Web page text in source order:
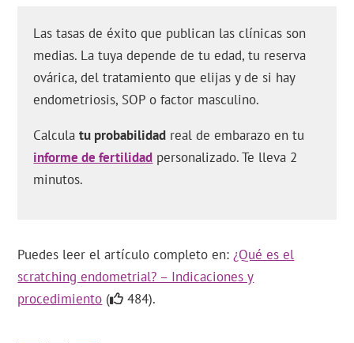
Las tasas de éxito que publican las clínicas son
medias. La tuya depende de tu edad, tu reserva
ovárica, del tratamiento que elijas y de si hay
endometriosis, SOP o factor masculino.
Calculatu probabilidad real de embarazo en tu
informe de fertilidad personalizado. Te lleva 2
minutos.
Puedes leer el artículo completo en:¿Qué es el
scratching endometrial? – Indicaciones y
procedimiento ( 484).